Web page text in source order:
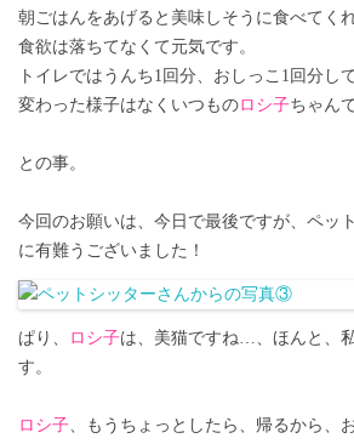
朝ごはんをあげると美味しそうに食べてく
食欲は落ちてなくて元気です。
トイレではうんち1回分、おしっこ1回分し
変わった様子はなくいつものロシ子ちゃん
との事。
今回のお願いは、今日で最後ですが、ペッ
に有難うございました！
ぱり、
ロシ子は、美猫ですね…、ほんと、
す。
ロシ子、もうちょっとしたら、帰るから、